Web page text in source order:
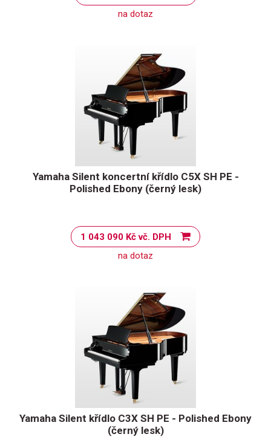
na dotaz
Yamaha Silent koncertní křídlo C5X SH PE -
Polished Ebony (černý lesk)
1 043 090 Kč vč. DPH
na dotaz
Yamaha Silent křídlo C3X SH PE - Polished Ebony
(černý lesk)